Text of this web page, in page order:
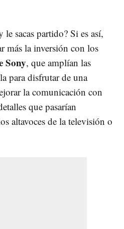
sacas partido? Si es así,
más la inversión con los
Sony, que amplían las
para disfrutar de una
la comunicación con
que pasarían
altavoces de la televisión o